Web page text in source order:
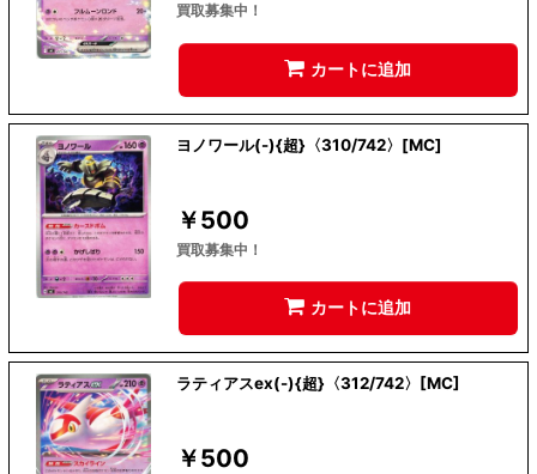
買取募集中！
カートに追加
ヨノワール(-){超}〈310/742〉[MC]
￥500
買取募集中！
カートに追加
ラティアスex(-){超}〈312/742〉[MC]
￥500